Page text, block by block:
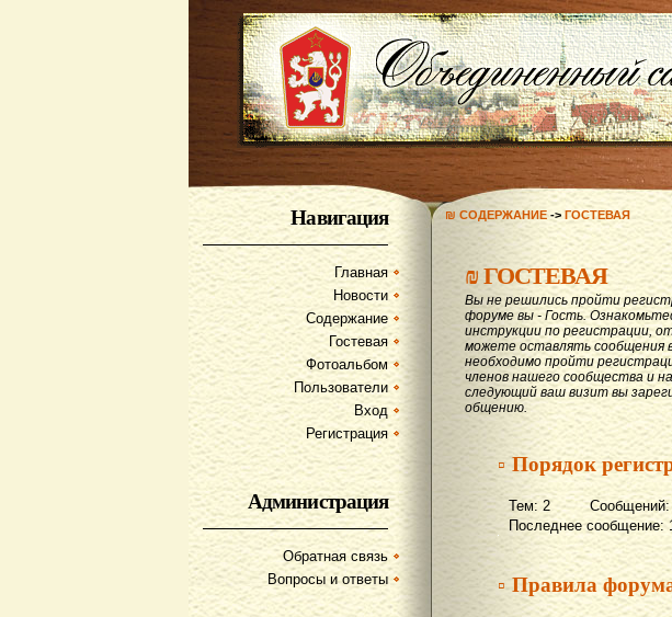
Навигация
Главная
Новости
Содержание
Гостевая
Фотоальбом
Пользователи
Вход
Регистрация
Администрация
Обратная связь
Вопросы и ответы
₪ СОДЕРЖАНИЕ -> ГОСТЕВАЯ
₪ГОСТЕВАЯ
Вы не решились пройти
форуме вы - Гость.
инструкции по регистрации,
можете оставлять сообщения
необходимо пройти
членов нашего сообщества и
следующий ваш визит вы
общению.
▫ Порядок
Тем: 2 Сообщений:
Последнее сообщение:
▫ Правила